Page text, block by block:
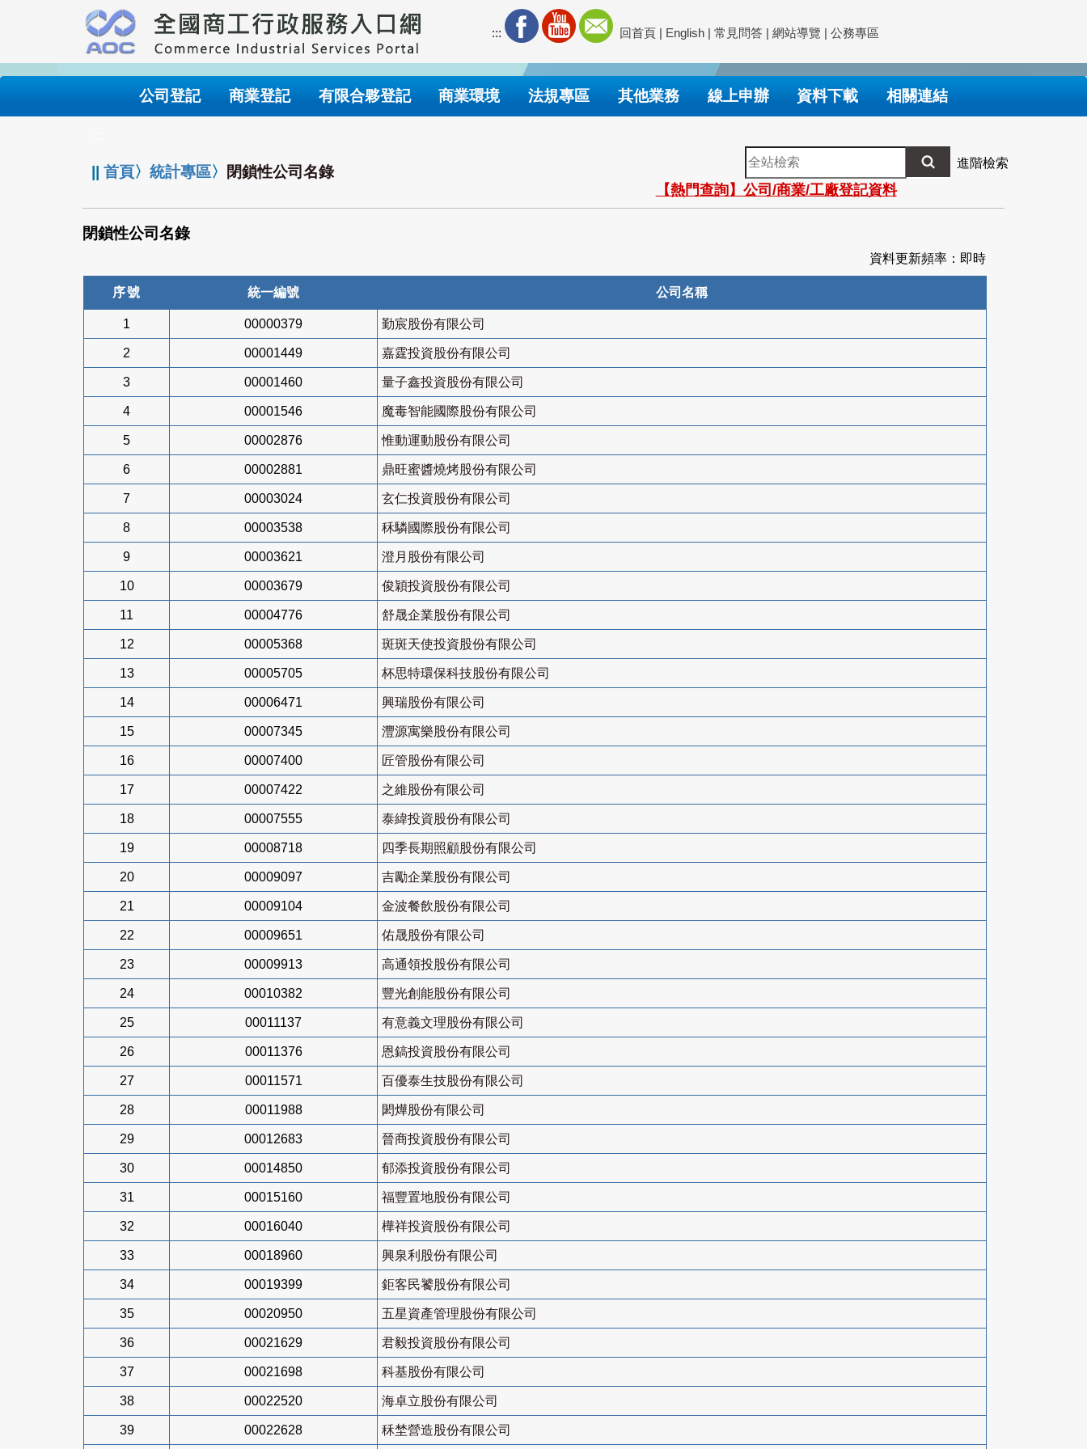
要
內
::: 回首頁 | English | 常見問答 | 網站導覽 | 公務專區
公司登記 商業登記 有限合夥登記 商業環境 法規專區 其他業務 線上申辦 資料下載 相關連結
||首頁〉統計專區〉 閉鎖性公司名錄
全
站
檢
索
進階檢索
【熱門查詢】公司/商業/工廠登記資料
閉鎖性公司名錄
資料更新頻率：即時
序號 統一編號 公司名稱
1 00000379 勤宸股份有限公司
2 00001449 嘉霆投資股份有限公司
3 00001460 量子鑫投資股份有限公司
4 00001546 魔毒智能國際股份有限公司
5 00002876 惟動運動股份有限公司
6 00002881 鼎旺蜜醬燒烤股份有限公司
7 00003024 玄仁投資股份有限公司
8 00003538 秝驎國際股份有限公司
9 00003621 澄月股份有限公司
10 00003679 俊穎投資股份有限公司
11 00004776 舒晟企業股份有限公司
12 00005368 斑斑天使投資股份有限公司
13 00005705 杯思特環保科技股份有限公司
14 00006471 興瑞股份有限公司
15 00007345 灃源寓樂股份有限公司
16 00007400 匠管股份有限公司
17 00007422 之維股份有限公司
18 00007555 泰緯投資股份有限公司
19 00008718 四季長期照顧股份有限公司
20 00009097 吉勵企業股份有限公司
21 00009104 金波餐飲股份有限公司
22 00009651 佑晟股份有限公司
23 00009913 高通領投股份有限公司
24 00010382 豐光創能股份有限公司
25 00011137 有意義文理股份有限公司
26 00011376 恩鎬投資股份有限公司
27 00011571 百優泰生技股份有限公司
28 00011988 閎燁股份有限公司
29 00012683 晉商投資股份有限公司
30 00014850 郁添投資股份有限公司
31 00015160 福豐置地股份有限公司
32 00016040 樺祥投資股份有限公司
33 00018960 興泉利股份有限公司
34 00019399 鉅客民饕股份有限公司
35 00020950 五星資產管理股份有限公司
36 00021629 君毅投資股份有限公司
37 00021698 科基股份有限公司
38 00022520 海卓立股份有限公司
39 00022628 秝埜營造股份有限公司